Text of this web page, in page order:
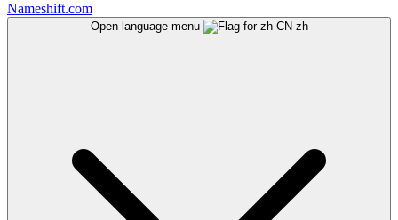
Nameshift.com
Open language menu zh